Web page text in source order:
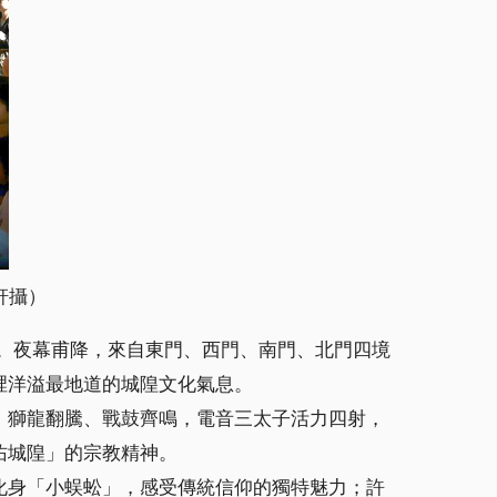
）
幕甫降，來自東門、西門、南門、北門四境
溢最地道的城隍文化氣息。
龍翻騰、戰鼓齊鳴，電音三太子活力四射，
隍」的宗教精神。
「小蜈蚣」，感受傳統信仰的獨特魅力；許